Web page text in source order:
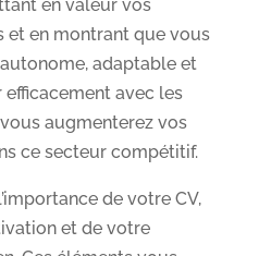
en valeur vos
et en montrant que vous
adaptable et
avec les
augmenterez vos
ce secteur compétitif.
de votre CV,
et de votre